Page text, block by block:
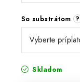
So substrátom ?
Skladom